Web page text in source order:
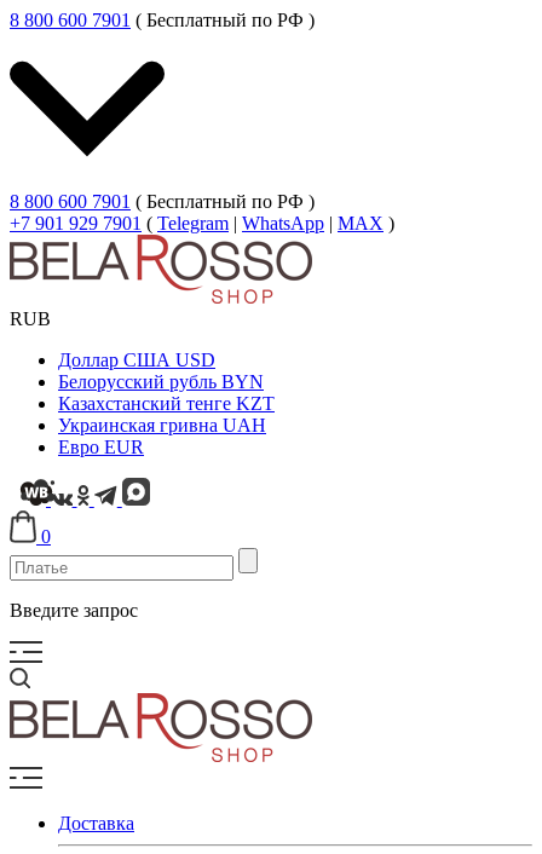
8 800 600 7901 ( Бесплатный по РФ )
8 800 600 7901 ( Бесплатный по РФ )
+7 901 929 7901 ( Telegram | WhatsApp | MAX )
RUB
Доллар США USD
Белорусский рубль BYN
Казахстанский тенге KZT
Украинская гривна UAH
Евро EUR
0
Введите запрос
Доставка